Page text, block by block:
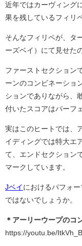
近年ではカーヴィング
果を残しているフィリペ
そんなフィリペが、タ
ーズベイ）にて見せた
ファーストセクション
ーンのコンビネーショ
ションでありながら、
付いたスコアはパーフ
実はこのヒートでは、
イディングでは特大エ
て、エンドセクション
マークしています。
Jベイ におけるパフォ
ではないでしょうか。
＊アーリーウープのコ
https://youtu.be/